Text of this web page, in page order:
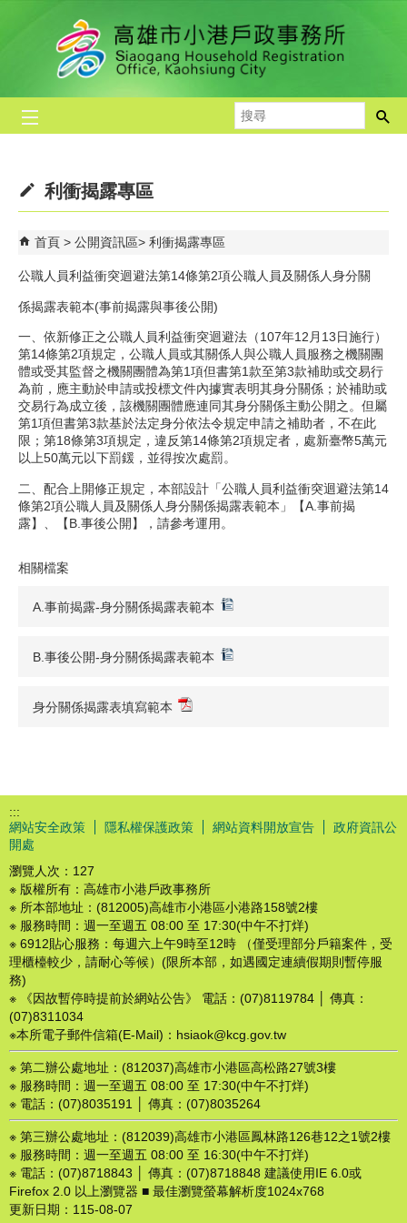
跳到主要內容區塊
尋
利衝揭露專區
首頁 公開資訊區 利衝揭露專區
公職人員利益衝突迴避法第14條第2項公職人員及關係人身分關
係揭露表範本(事前揭露與事後公開)
一、依新修正之公職人員利益衝突迴避法（107年12月13日施行）
第14條第2項規定，公職人員或其關係人與公職人員服務之機關團
體或受其監督之機關團體為第1項但書第1款至第3款補助或交易行
為前，應主動於申請或投標文件內據實表明其身分關係；於補助或
交易行為成立後，該機關團體應連同其身分關係主動公開之。但屬
第1項但書第3款基於法定身分依法令規定申請之補助者，不在此
限；第18條第3項規定，違反第14條第2項規定者，處新臺幣5萬元
以上50萬元以下罰鍰，並得按次處罰。
二、配合上開修正規定，本部設計「公職人員利益衝突迴避法第14
條第2項公職人員及關係人身分關係揭露表範本」【A.事前揭
露】、【B.事後公開】，請參考運用。
相關檔案
A.事前揭露-身分關係揭露表範本
B.事後公開-身分關係揭露表範本
身分關係揭露表填寫範本
:::
網站安全政策
隱私權保護政策 網站資料開放宣告
政府資訊公
開處
瀏覽人次： 127
※ 版權所有：高雄市小港戶政事務所
※ 所本部地址：(812005)高雄市小港區小港路158號2樓
※ 服務時間：週一至週五 08:00 至 17:30(中午不打烊)
※ 6912貼心服務：每週六上午9時至12時 （僅受理部分戶籍案件，受
理櫃檯較少，請耐心等候）(限所本部，如遇國定連續假期則暫停服
務)
※ 《因故暫停時提前於網站公告》 電話：(07)8119784 │ 傳真：
(07)8311034
※本所電子郵件信箱(E-Mail)：hsiaok@kcg.gov.tw
※ 第二辦公處地址：(812037)高雄市小港區高松路27號3樓
※ 服務時間：週一至週五 08:00 至 17:30(中午不打烊)
※ 電話：(07)8035191 │ 傳真：(07)8035264
※ 第三辦公處地址：(812039)高雄市小港區鳳林路126巷12之1號2樓
※ 服務時間：週一至週五 08:00 至 16:30(中午不打烊)
※ 電話：(07)8718843 │ 傳真：(07)8718848 建議使用IE 6.0或
Firefox 2.0 以上瀏覽器 ■ 最佳瀏覽螢幕解析度1024x768
更新日期： 115-08-07